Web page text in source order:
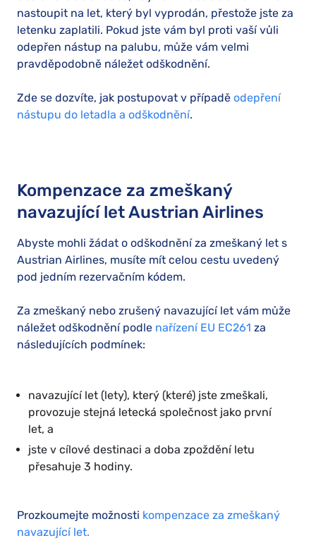
nastoupit na let, který byl vyprodán, přestože jste za
letenku zaplatili. Pokud jste vám byl proti vaší vůli
odepřen nástup na palubu, může vám velmi
pravděpodobně náležet odškodnění.
Zde se dozvíte, jak postupovat v případě odepření
nástupu do letadla a odškodnění.
Kompenzace za zmeškaný
navazující let Austrian Airlines
Abyste mohli žádat o odškodnění za zmeškaný let s
Austrian Airlines, musíte mít celou cestu uvedený
pod jedním rezervačním kódem.
Za zmeškaný nebo zrušený navazující let vám může
náležet odškodnění podle nařízení EU EC261 za
následujících podmínek:
navazující let (lety), který (které) jste zmeškali,
provozuje stejná letecká společnost jako první
let, a
jste v cílové destinaci a doba zpoždění letu
přesahuje 3 hodiny.
Prozkoumejte možnosti kompenzace za zmeškaný
navazující let.